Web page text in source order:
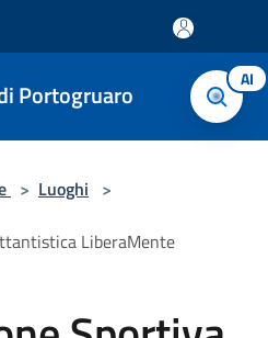
Portogruaro AI
> Luoghi >
LiberaMente